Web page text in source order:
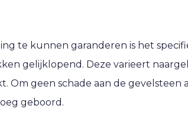
te kunnen garanderen is het
gelijklopend. Deze varieert
Om geen schade aan de
geboord.